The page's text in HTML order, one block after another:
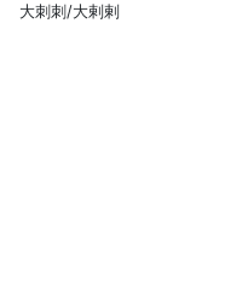
大刺刺/大剌剌